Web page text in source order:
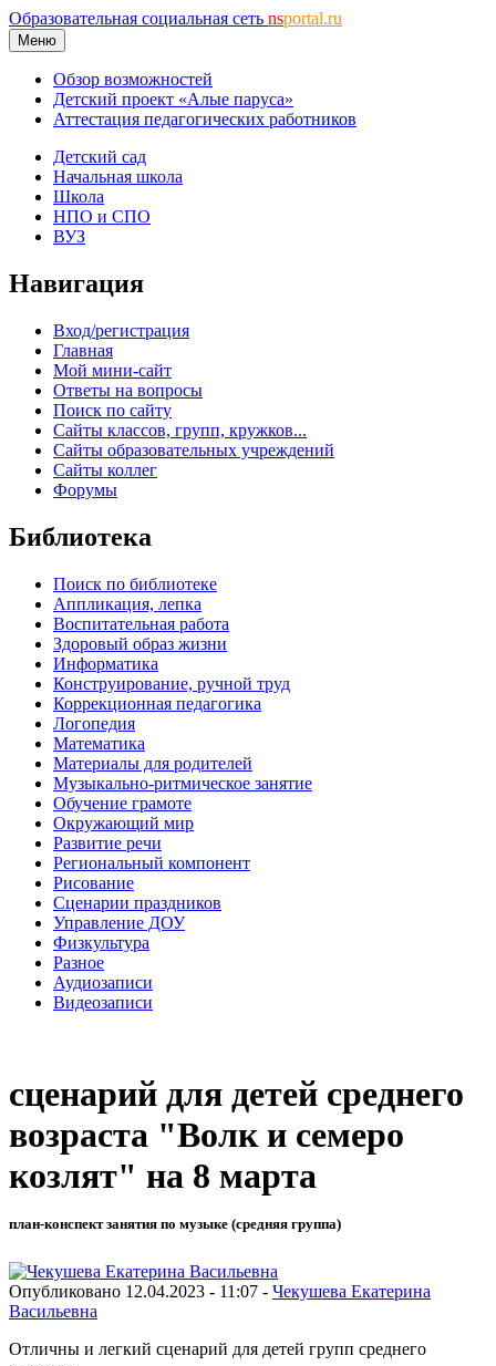
Образовательная социальная сеть nsportal.ru
Меню
Обзор возможностей
Детский проект «Алые паруса»
Аттестация педагогических работников
Детский сад
Начальная школа
Школа
НПО и СПО
ВУЗ
Навигация
Вход/регистрация
Главная
Мой мини-сайт
Ответы на вопросы
Поиск по сайту
Сайты классов, групп, кружков...
Сайты образовательных учреждений
Сайты коллег
Форумы
Библиотека
Поиск по библиотеке
Аппликация, лепка
Воспитательная работа
Здоровый образ жизни
Информатика
Конструирование, ручной труд
Коррекционная педагогика
Логопедия
Математика
Материалы для родителей
Музыкально-ритмическое занятие
Обучение грамоте
Окружающий мир
Развитие речи
Региональный компонент
Рисование
Сценарии праздников
Управление ДОУ
Физкультура
Разное
Аудиозаписи
Видеозаписи
сценарий для детей среднего
возраста "Волк и семеро
козлят" на 8 марта
план-конспект занятия по музыке (средняя группа)
Опубликовано 12.04.2023 - 11:07 - Чекушева Екатерина
Васильевна
Отличны и легкий сценарий для детей групп среднего